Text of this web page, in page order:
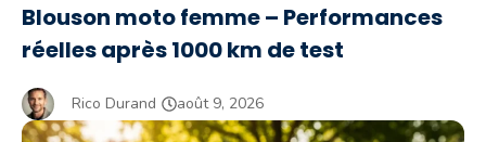
Blouson moto femme – Performances
réelles après 1000 km de test
Rico Durand août 9, 2026